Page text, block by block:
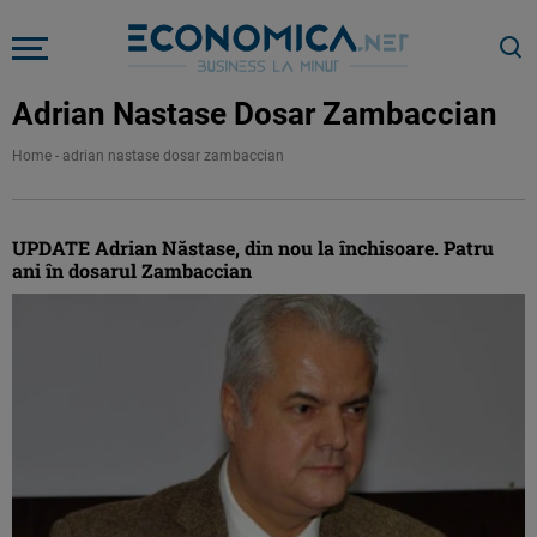
Adrian Nastase Dosar Zambaccian
Home - adrian nastase dosar zambaccian
UPDATE Adrian Năstase, din nou la închisoare. Patru
ani în dosarul Zambaccian